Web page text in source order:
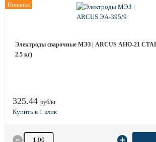
Новинка
Электроды сварочные МЭЗ | ARCUS АНО-21
2.5 кг)
325.44 руб/кг
Количество товара